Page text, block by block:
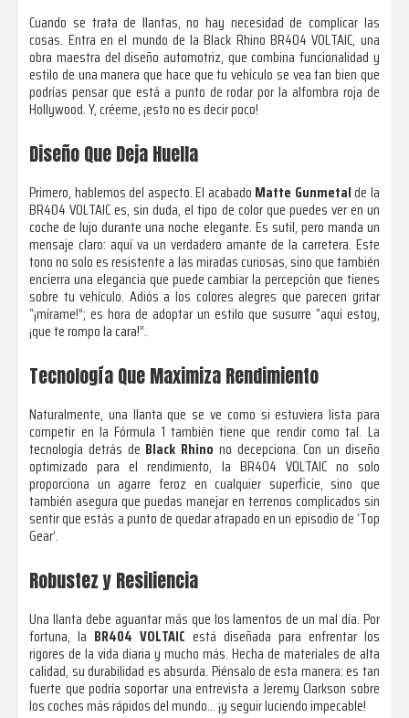
Cuando se trata de llantas, no hay necesidad de complicar las
cosas. Entra en el mundo de la Black Rhino BR404 VOLTAIC, una
obra maestra del diseño automotriz, que combina funcionalidad y
estilo de una manera que hace que tu vehículo se vea tan bien que
podrías pensar que está a punto de rodar por la alfombra roja de
Hollywood. Y, créeme, ¡esto no es decir poco!
Diseño Que Deja Huella
Primero, hablemos del aspecto. El acabado Matte Gunmetalde la
BR404 VOLTAIC es, sin duda, el tipo de color que puedes ver en un
coche de lujo durante una noche elegante. Es sutil, pero manda un
mensaje claro: aquí va un verdadero amante de la carretera. Este
tono no solo es resistente a las miradas curiosas, sino que también
encierra una elegancia que puede cambiar la percepción que tienes
sobre tu vehículo. Adiós a los colores alegres que parecen gritar
“¡mírame!”; es hora de adoptar un estilo que susurre “aquí estoy,
¡que te rompo la cara!”.
Tecnología Que Maximiza Rendimiento
Naturalmente, una llanta que se ve como si estuviera lista para
competir en la Fórmula 1 también tiene que rendir como tal. La
tecnología detrás de Black Rhino no decepciona. Con un diseño
optimizado para el rendimiento, la BR404 VOLTAIC no solo
proporciona un agarre feroz en cualquier superficie, sino que
también asegura que puedas manejar en terrenos complicados sin
sentir que estás a punto de quedar atrapado en un episodio de ‘Top
Gear’.
Robustez y Resiliencia
Una llanta debe aguantar más que los lamentos de un mal día. Por
fortuna, la BR404 VOLTAIC está diseñada para enfrentar los
rigores de la vida diaria y mucho más. Hecha de materiales de alta
calidad, su durabilidad es absurda. Piénsalo de esta manera: es tan
fuerte que podría soportar una entrevista a Jeremy Clarkson sobre
los coches más rápidos del mundo… ¡y seguir luciendo impecable!